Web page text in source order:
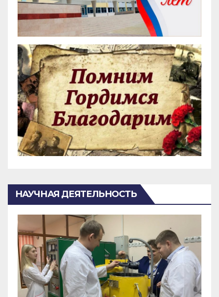
НАУЧНАЯ ДЕЯТЕЛЬНОСТЬ